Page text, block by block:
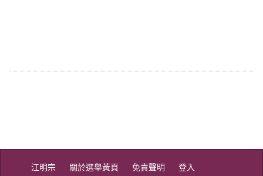
江明宗 關於選舉黃頁 免責聲明 登入